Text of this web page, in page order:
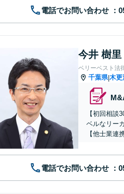
電話でお問い合わせ
今井 樹里
ベリーベスト法
千葉県|木更
【初回相
ベルなリー
【他士業連
電話でお問い合わせ